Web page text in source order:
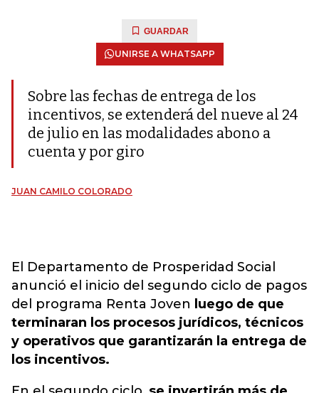
GUARDAR
UNIRSE A WHATSAPP
Sobre las fechas de entrega de los
incentivos, se extenderá del nueve al 24
de julio en las modalidades abono a
cuenta y por giro
JUAN CAMILO COLORADO
El Departamento de Prosperidad Social
anunció el inicio del segundo ciclo de pagos
del programa Renta Joven luego de que
terminaran los procesos jurídicos, técnicos
y operativos que garantizarán la entrega de
los incentivos.